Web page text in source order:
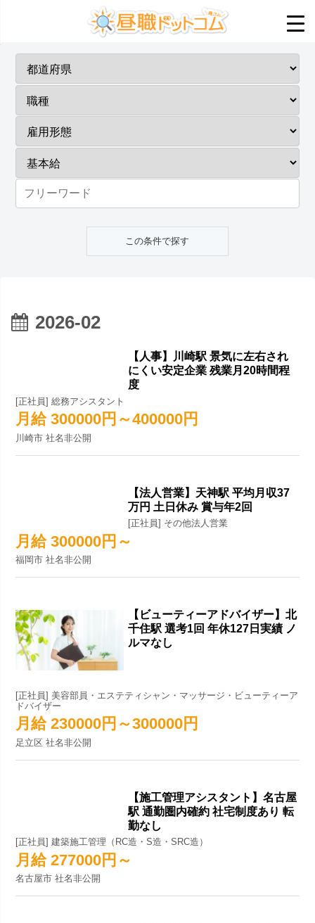
2026-02
【人事】川崎駅 景気に左右され
にくい安定企業 残業月20時間程
度
[正社員] 総務アシスタント
月給 300000円～400000円
川崎市 社名非公開
【法人営業】天神駅 平均月収37
万円 土日休み 賞与年2回
[正社員] その他法人営業
月給 300000円～
福岡市 社名非公開
【ビューティーアドバイザー】北
千住駅 選考1回 年休127日実績 ノ
ルマなし
[正社員] 美容部員・エステティシャン・マッサージ・ビューティーア
ドバイザー
月給 230000円～300000円
足立区 社名非公開
【施工管理アシスタント】名古屋
駅 通勤圏内確約 社宅制度あり 転
勤なし
[正社員] 建築施工管理（RC造・S造・SRC造）
月給 277000円～
名古屋市 社名非公開